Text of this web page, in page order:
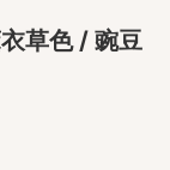
草色 / 豌豆